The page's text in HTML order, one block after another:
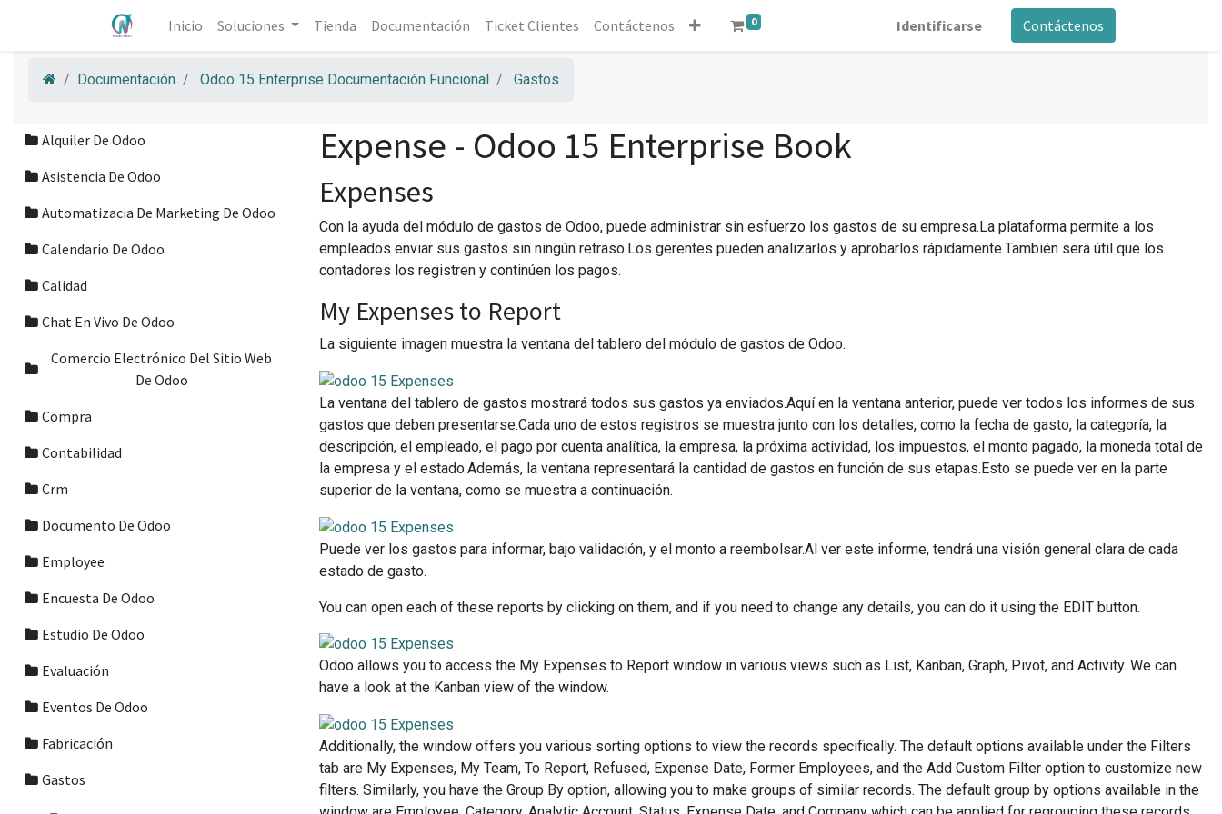
Inicio Soluciones Tienda Documentación Ticket Clientes Contáctenos 0 Identificarse Contáctenos
Documentación Odoo 15 Enterprise Documentación Funcional Gastos
Alquiler De Odoo
Asistencia De Odoo
Automatizacia De Marketing De Odoo
Calendario De Odoo
Calidad
Chat En Vivo De Odoo
Comercio Electrónico Del Sitio Web
De Odoo
Compra
Contabilidad
Crm
Documento De Odoo
Employee
Encuesta De Odoo
Estudio De Odoo
Evaluación
Eventos De Odoo
Fabricación
Gastos
Expense - Odoo 15 Enterprise Book
Expenses
Con la ayuda del módulo de gastos de Odoo, puede administrar sin esfuerzo los gastos de su empresa.La plataforma permite a los
empleados enviar sus gastos sin ningún retraso.Los gerentes pueden analizarlos y aprobarlos rápidamente.También será útil que los
contadores los registren y continúen los pagos.
My Expenses to Report
La siguiente imagen muestra la ventana del tablero del módulo de gastos de Odoo.
La ventana del tablero de gastos mostrará todos sus gastos ya enviados.Aquí en la ventana anterior, puede ver todos los informes de sus
gastos que deben presentarse.Cada uno de estos registros se muestra junto con los detalles, como la fecha de gasto, la categoría, la
descripción, el empleado, el pago por cuenta analítica, la empresa, la próxima actividad, los impuestos, el monto pagado, la moneda total de
la empresa y el estado.Además, la ventana representará la cantidad de gastos en función de sus etapas.Esto se puede ver en la parte
superior de la ventana, como se muestra a continuación.
Puede ver los gastos para informar, bajo validación, y el monto a reembolsar.Al ver este informe, tendrá una visión general clara de cada
estado de gasto.
You can open each of these reports by clicking on them, and if you need to change any details, you can do it using the EDIT button.
Odoo allows you to access the My Expenses to Report window in various views such as List, Kanban, Graph, Pivot, and Activity. We can
have a look at the Kanban view of the window.
Additionally, the window offers you various sorting options to view the records specifically. The default options available under the Filters
tab are My Expenses, My Team, To Report, Refused, Expense Date, Former Employees, and the Add Custom Filter option to customize new
filters. Similarly, you have the Group By option, allowing you to make groups of similar records. The default group by options available in the